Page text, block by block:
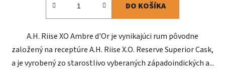
DO KOŠÍKA
A.H. Riise XO Ambre d'Or je vynikajúci rum pôvodne
založený na receptúre A.H. Riise X.O. Reserve Superior Cask,
a je vyrobený zo starostlivo vyberaných západoindických a...